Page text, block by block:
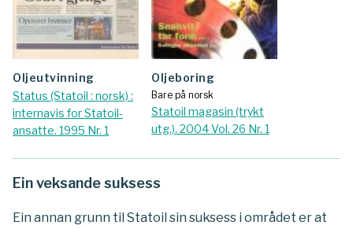
Oljeutvinning
Status (Statoil : norsk) :
internavis for Statoil-
ansatte. 1995 Nr. 1
Oljeboring
Bare på norsk
Statoil magasin (trykt
utg.). 2004 Vol. 26 Nr. 1
Ein veksande suksess
Ein annan grunn til Statoil sin suksess i området er at